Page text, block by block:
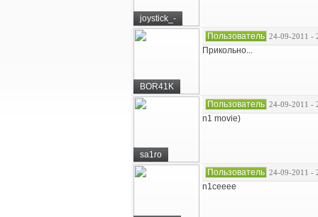
joystick_-
BOR41K
Пользователь 24-09-2011 -
Прикольно...
sa1ro
Пользователь 24-09-2011 -
n1 movie)
Пользователь 24-09-2011 -
n1ceeee